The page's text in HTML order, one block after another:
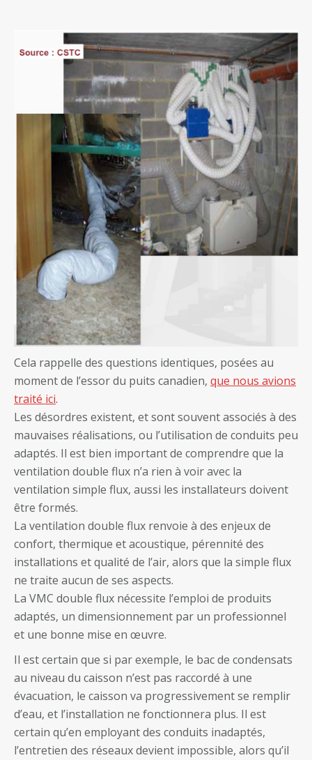
Cela rappelle des questions identiques, posées au
moment de l’essor du puits canadien, que nous avions
traité ici.
Les désordres existent, et sont souvent associés à des
mauvaises réalisations, ou l’utilisation de conduits peu
adaptés. Il est bien important de comprendre que la
ventilation double flux n’a rien à voir avec la
ventilation simple flux, aussi les installateurs doivent
être formés.
La ventilation double flux renvoie à des enjeux de
confort, thermique et acoustique, pérennité des
installations et qualité de l’air, alors que la simple flux
ne traite aucun de ses aspects.
La VMC double flux nécessite l’emploi de produits
adaptés, un dimensionnement par un professionnel
et une bonne mise en œuvre.
Il est certain que si par exemple, le bac de condensats
au niveau du caisson n’est pas raccordé à une
évacuation, le caisson va progressivement se remplir
d’eau, et l’installation ne fonctionnera plus. Il est
certain qu’en employant des conduits inadaptés,
l’entretien des réseaux devient impossible, alors qu’il